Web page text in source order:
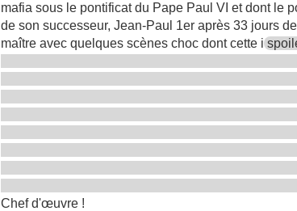
mafia sous le pontificat du Pape Paul VI et dont le
de son successeur, Jean-Paul 1er après 33 jours
maître avec quelques scènes choc dont cette i
Chef d'œuvre !